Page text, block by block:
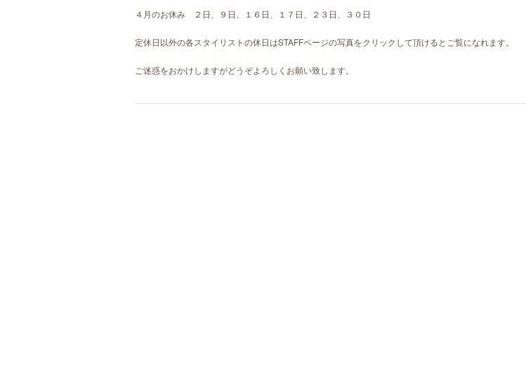
４月のお休み ２日、９日、１６日、１７日、２３日、３０日
定休日以外の各スタイリストの休日はSTAFFページの写真をクリックして頂けるとご覧になれます。
ご迷惑をおかけしますがどうぞよろしくお願い致します。